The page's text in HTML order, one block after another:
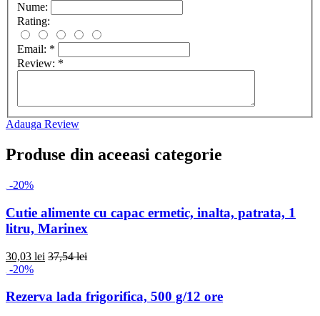
Nume:
Rating:
Email: *
Review: *
Adauga Review
Produse din aceeasi categorie
-20%
Cutie alimente cu capac ermetic, inalta, patrata, 1
litru, Marinex
30,03 lei 37,54 lei
-20%
Rezerva lada frigorifica, 500 g/12 ore